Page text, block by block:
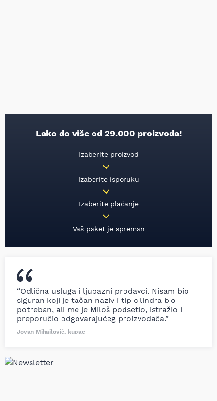
Lako do više od 29.000 proizvoda!
Izaberite proizvod
Izaberite isporuku
Izaberite plaćanje
Vaš paket je spreman
“Odlična usluga i ljubazni prodavci. Nisam bio
siguran koji je tačan naziv i tip cilindra bio
potreban, ali me je Miloš podsetio, istražio i
preporučio odgovarajućeg proizvođača.”
Jovan Mihajlović, kupac